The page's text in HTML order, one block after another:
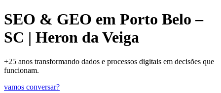
SEO & GEO em Porto Belo –
SC | Heron da Veiga
+25 anos transformando dados e processos digitais em decisões que
funcionam.
vamos conversar?